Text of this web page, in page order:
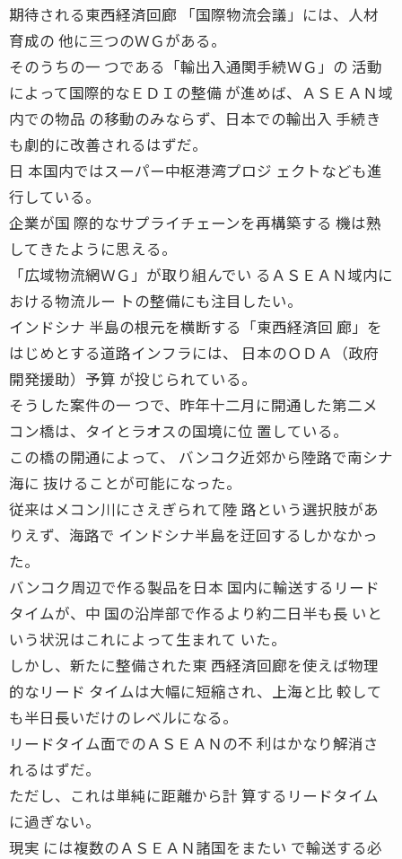
期待される東西経済回廊 「国際物流会議」には、人材
育成の 他に三つのＷＧがある。
そのうちの一 つである「輸出入通関手続ＷＧ」の 活動
によって国際的なＥＤＩの整備 が進めば、ＡＳＥＡＮ域
内での物品 の移動のみならず、日本での輸出入 手続き
も劇的に改善されるはずだ。
日 本国内ではスーパー中枢港湾プロジ ェクトなども進
行している。
企業が国 際的なサプライチェーンを再構築する 機は熟
してきたように思える。
「広域物流網ＷＧ」が取り組んでい るＡＳＥＡＮ域内に
おける物流ルー トの整備にも注目したい。
インドシナ 半島の根元を横断する「東西経済回 廊」を
はじめとする道路インフラには、 日本のＯＤＡ（政府
開発援助）予算 が投じられている。
そうした案件の一 つで、昨年十二月に開通した第二メ
コン橋は、タイとラオスの国境に位 置している。
この橋の開通によって、 バンコク近郊から陸路で南シナ
海に 抜けることが可能になった。
従来はメコン川にさえぎられて陸 路という選択肢があ
りえず、海路で インドシナ半島を迂回するしかなかっ
た。
バンコク周辺で作る製品を日本 国内に輸送するリード
タイムが、中 国の沿岸部で作るより約二日半も長 いと
いう状況はこれによって生まれて いた。
しかし、新たに整備された東 西経済回廊を使えば物理
的なリード タイムは大幅に短縮され、上海と比 較して
も半日長いだけのレベルになる。
リードタイム面でのＡＳＥＡＮの不 利はかなり解消さ
れるはずだ。
ただし、これは単純に距離から計 算するリードタイム
に過ぎない。
現実 には複数のＡＳＥＡＮ諸国をまたい で輸送する必